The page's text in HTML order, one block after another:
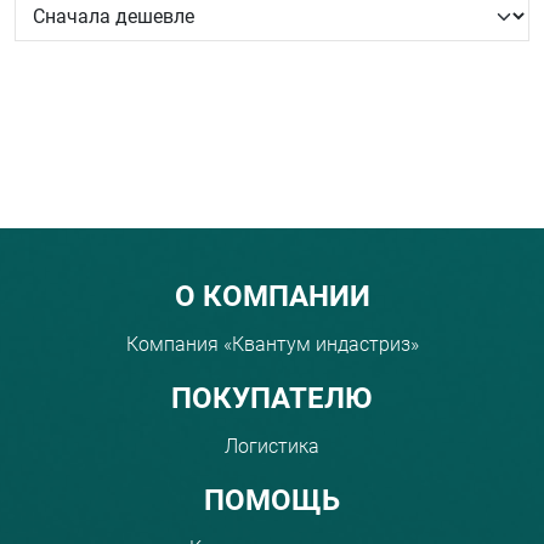
Menu footerО КОМПАНИИ
Компания «Квантум индастриз»
ПОКУПАТЕЛЮ
Логистика
ПОМОЩЬ